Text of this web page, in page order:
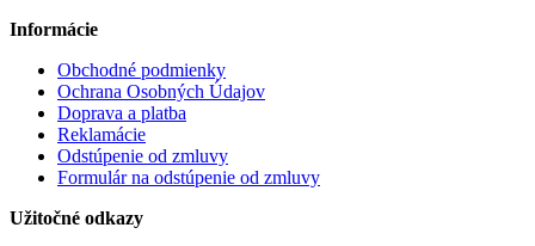
Informácie
Obchodné podmienky
Ochrana Osobných Údajov
Doprava a platba
Reklamácie
Odstúpenie od zmluvy
Formulár na odstúpenie od zmluvy
Užitočné odkazy